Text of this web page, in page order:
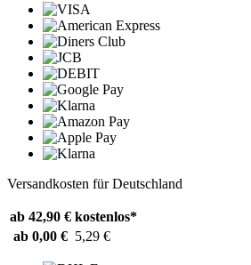
Versandkosten für Deutschland
ab 42,90 € kostenlos*
ab 0,00 € 5,29 €